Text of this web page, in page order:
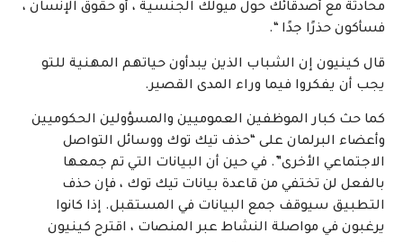
محادثة مع أصدقائك حول ميولك الجنسية ، أو حقوق الإنسان ،
فسأكون حذرًا جدًا “.
قال كينيون إن الشباب الذين يبدأون حياتهم المهنية للتو
يجب أن يفكروا فيما وراء المدى القصير.
كما حث كبار الموظفين العموميين والمسؤولين الحكوميين
وأعضاء البرلمان على “حذف تيك توك ووسائل التواصل
الاجتماعي الأخرى”. في حين أن البيانات التي تم جمعها
بالفعل لن تختفي من قاعدة بيانات تيك توك ، فإن حذف
التطبيق سيوقف جمع البيانات في المستقبل. إذا كانوا
يرغبون في مواصلة النشاط عبر المنصات ، اقترح كينيون